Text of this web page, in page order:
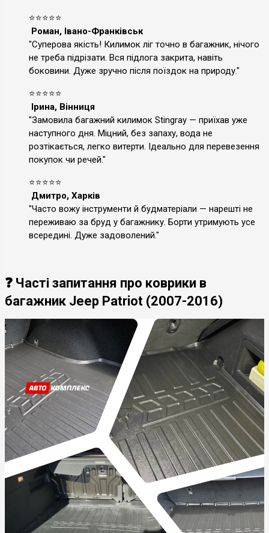
⭐⭐⭐⭐⭐
Роман, Івано-Франківськ
"Суперова якість! Килимок ліг точно в багажник, нічого
не треба підрізати. Вся підлога закрита, навіть
боковини. Дуже зручно після поїздок на природу."
⭐⭐⭐⭐⭐
Ірина, Вінниця
"Замовила багажний килимок Stingray — приїхав уже
наступного дня. Міцний, без запаху, вода не
розтікається, легко витерти. Ідеально для перевезення
покупок чи речей."
⭐⭐⭐⭐⭐
Дмитро, Харків
"Часто вожу інструменти й будматеріали — нарешті не
переживаю за бруд у багажнику. Борти утримують усе
всередині. Дуже задоволений."
❓ Часті запитання про коврики в
багажник Jeep Patriot (2007-2016)